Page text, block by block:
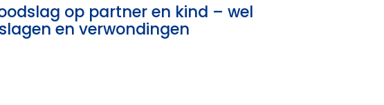
op partner en kind – wel
en verwondingen